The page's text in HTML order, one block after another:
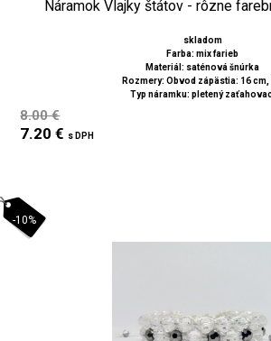
Náramok Vlajky štátov - rôzne
skladom
Farba: mix farieb
Materiál: saténová šnúrka
Rozmery: Obvod zápästia: 16 cm,
Typ náramku: pletený
8.00 €
7.20 € s DPH
-10%